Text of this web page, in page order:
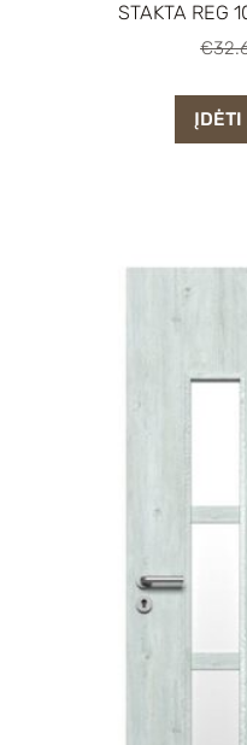
STAKTA REG
ĮDĖTI